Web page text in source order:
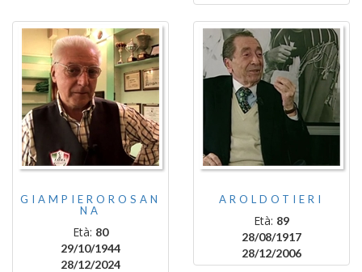
GIAMPIEROROSAN
NA
Età: 80
29/10/1944
28/12/2024
AROLDOTIERI
Età: 89
28/08/1917
28/12/2006